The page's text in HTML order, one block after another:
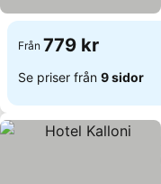
Från 779 kr
Se priser från 9 sidor